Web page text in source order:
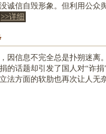
诚信自毁形象。但利用公众
>>详细
信息不完全总是扑朔迷离
的话题却引发了国人对“诈捐
法方面的软肋也再次让人无